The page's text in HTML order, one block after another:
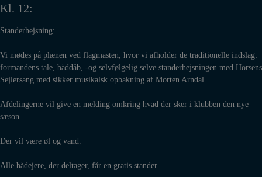
Kl. 12:
Standerhejsning:
Vi mødes på plænen ved flagmasten, hvor vi afholder de traditionelle indslag:
formandens tale, båddåb, -og selvfølgelig selve standerhejsningen med Horsens
Sejlersang med sikker musikalsk opbakning af Morten Arndal.
Afdelingerne vil give en melding omkring hvad der sker i klubben den nye
sæson.
Der vil være øl og vand.
Alle bådejere, der deltager, får en gratis stander.